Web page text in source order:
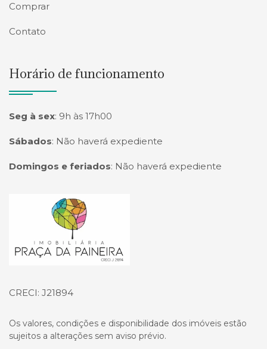
Comprar
Contato
Horário de funcionamento
Seg à sex: 9h às 17h00
Sábados: Não haverá expediente
Domingos e feriados: Não haverá expediente
Página inicial
CRECI: J21894
Os valores, condições e disponibilidade dos imóveis estão
sujeitos a alterações sem aviso prévio.